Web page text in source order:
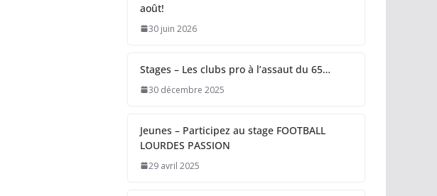
août!
30 juin 2026
Stages – Les clubs pro à l’assaut du 65…
30 décembre 2025
Jeunes – Participez au stage FOOTBALL
LOURDES PASSION
29 avril 2025